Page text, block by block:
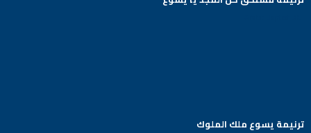
ترنيمة يسوع ملك الملوك